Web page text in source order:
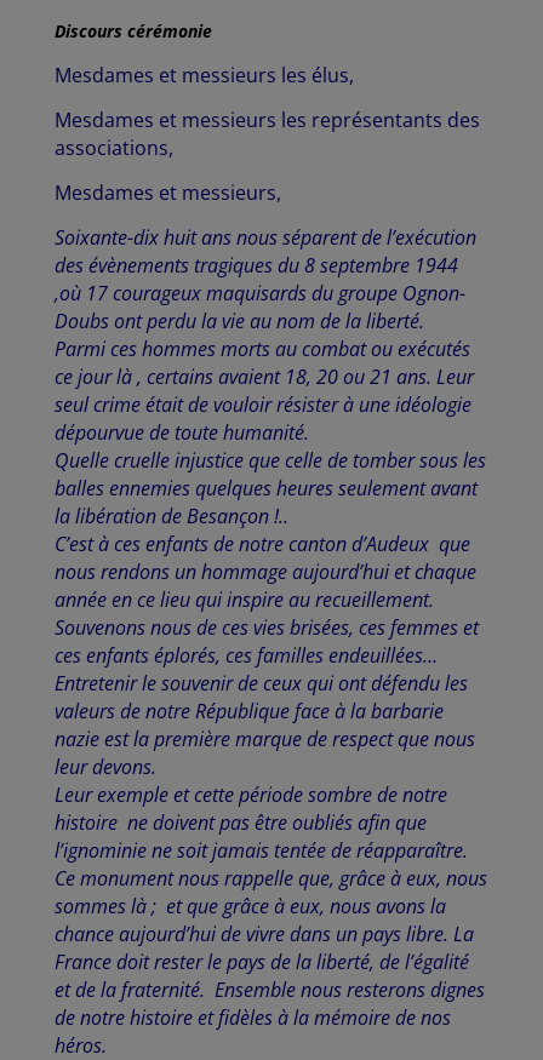
Discours cérémonie
Mesdames et messieurs les élus,
Mesdames et messieurs les représentants des
associations,
Mesdames et messieurs,
Soixante-dix huit ans nous séparent de l’exécution
des évènements tragiques du 8 septembre 1944
,où 17 courageux maquisards du groupe Ognon-
Doubs ont perdu la vie au nom de la liberté.
Parmi ces hommes morts au combat ou exécutés
ce jour là , certains avaient 18, 20 ou 21 ans. Leur
seul crime était de vouloir résister à une idéologie
dépourvue de toute humanité.
Quelle cruelle injustice que celle de tomber sous les
balles ennemies quelques heures seulement avant
la libération de Besançon !..
C’est à ces enfants de notre canton d’Audeux que
nous rendons un hommage aujourd’hui et chaque
année en ce lieu qui inspire au recueillement.
Souvenons nous de ces vies brisées, ces femmes et
ces enfants éplorés, ces familles endeuillées…
Entretenir le souvenir de ceux qui ont défendu les
valeurs de notre République face à la barbarie
nazie est la première marque de respect que nous
leur devons.
Leur exemple et cette période sombre de notre
histoire ne doivent pas être oubliés afin que
l’ignominie ne soit jamais tentée de réapparaître.
Ce monument nous rappelle que, grâce à eux, nous
sommes là ; et que grâce à eux, nous avons la
chance aujourd’hui de vivre dans un pays libre. La
France doit rester le pays de la liberté, de l’égalité
et de la fraternité. Ensemble nous resterons dignes
de notre histoire et fidèles à la mémoire de nos
héros.